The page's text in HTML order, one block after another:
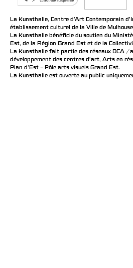
La Kunsthalle, Centre d’Art Contemporain
établissement culturel de la Ville de
La Kunsthalle bénéficie du soutien du
Est, de la Région Grand Est et de la
La Kunsthalle fait partie des réseaux DCA /
développement des centres d'art, Arts en
Plan d’Est – Pôle arts visuels Grand Est.
La Kunsthalle est ouverte au public